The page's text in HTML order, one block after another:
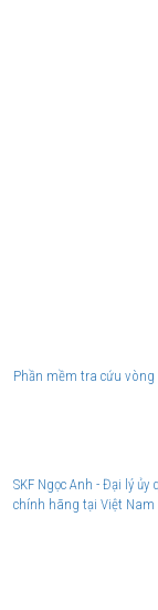
Phần mềm tra cứu
SKF Ngọc Anh - Đại lý ủy
chính hãng tại Việt Nam